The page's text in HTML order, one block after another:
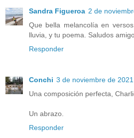
Sandra Figueroa 2 de
Que bella melancolía en
lluvia, y tu poema. Saludos
Responder
Conchi 3 de noviembre de
Una composición perfecta,
Un abrazo.
Responder